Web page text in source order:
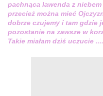
pachnąca lawenda z
przecież można mieć
dobrze czujemy i tam gdzie
pozostanie na zawsze w
Takie miałam dziś uczucie